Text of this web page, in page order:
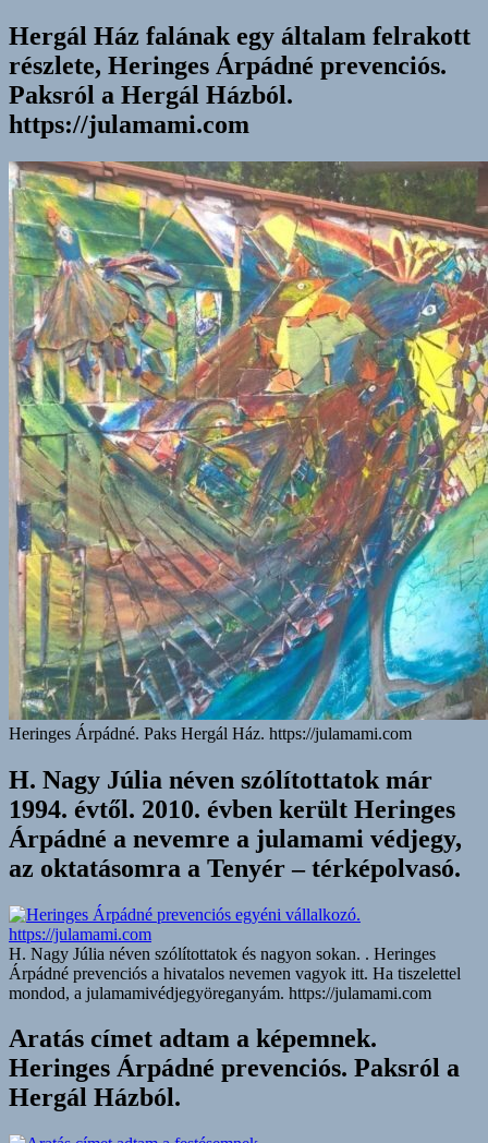
Hergál Ház falának egy általam felrakott
részlete, Heringes Árpádné prevenciós.
Paksról a Hergál Házból.
https://julamami.com
Heringes Árpádné. Paks Hergál Ház. https://julamami.com
H. Nagy Júlia néven szólítottatok már
1994. évtől. 2010. évben került Heringes
Árpádné a nevemre a julamami védjegy,
az oktatásomra a Tenyér – térképolvasó.
H. Nagy Júlia néven szólítottatok és nagyon sokan. . Heringes
Árpádné prevenciós a hivatalos nevemen vagyok itt. Ha tiszelettel
mondod, a julamamivédjegyöreganyám. https://julamami.com
Aratás címet adtam a képemnek.
Heringes Árpádné prevenciós. Paksról a
Hergál Házból.